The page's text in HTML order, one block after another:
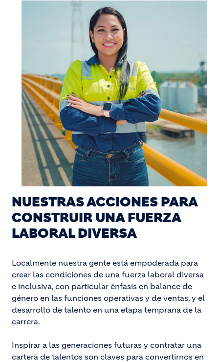
NUESTRAS ACCIONES PARA
CONSTRUIR UNA FUERZA
LABORAL DIVERSA
Localmente nuestra gente está empoderada para
crear las condiciones de una fuerza laboral diversa
e inclusiva, con particular énfasis en balance de
género en las funciones operativas y de ventas, y el
desarrollo de talento en una etapa temprana de la
carrera.
Inspirar a las generaciones futuras y contratar una
cartera de talentos son claves para convertirnos en